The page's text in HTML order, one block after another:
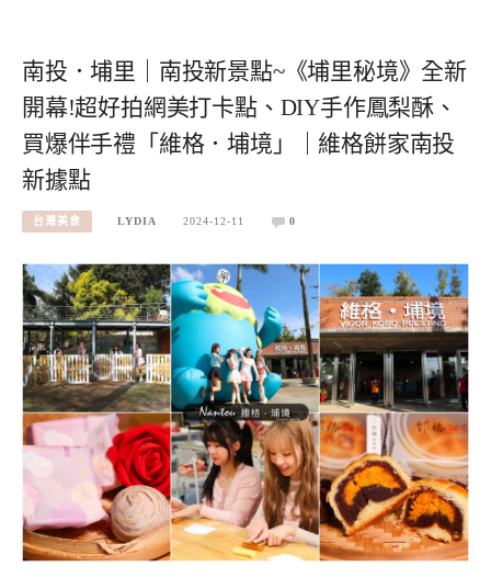
南投．埔里｜南投新景點~《埔里秘境》全新
開幕!超好拍網美打卡點、DIY手作鳳梨酥、
買爆伴手禮「維格．埔境」｜維格餅家南投
新據點
台灣美食 LYDIA 2024-12-11 0